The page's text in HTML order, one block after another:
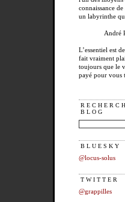
connaissance
un labyrinthe
André
L’essentiel est
fait vraiment
toujours que le
payé pour vous
BLOG
BLUESKY
@locus-solus
TWITTER
@grappilles